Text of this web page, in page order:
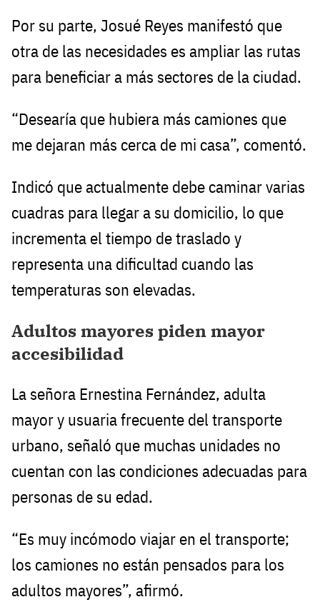
Por su parte, Josué Reyes manifestó que
otra de las necesidades es ampliar las rutas
para beneficiar a más sectores de la ciudad.
“Desearía que hubiera más camiones que
me dejaran más cerca de mi casa”, comentó.
Indicó que actualmente debe caminar varias
cuadras para llegar a su domicilio, lo que
incrementa el tiempo de traslado y
representa una dificultad cuando las
temperaturas son elevadas.
Adultos mayores piden mayor
accesibilidad
La señora Ernestina Fernández, adulta
mayor y usuaria frecuente del transporte
urbano, señaló que muchas unidades no
cuentan con las condiciones adecuadas para
personas de su edad.
“Es muy incómodo viajar en el transporte;
los camiones no están pensados para los
adultos mayores”, afirmó.